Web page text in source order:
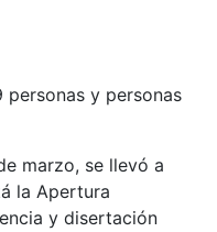
marzo, se llevó a
la Apertura
y disertación